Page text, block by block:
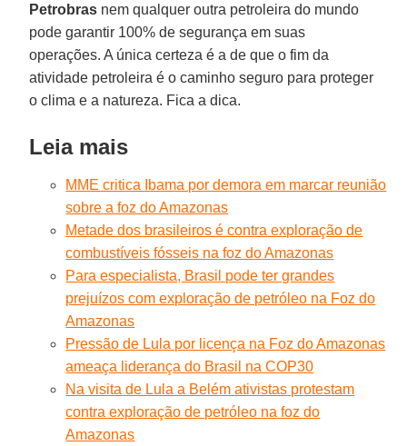
Petrobras nem qualquer outra petroleira do mundo
pode garantir 100% de segurança em suas
operações. A única certeza é a de que o fim da
atividade petroleira é o caminho seguro para proteger
o clima e a natureza. Fica a dica.
Leia mais
MME critica Ibama por demora em marcar reunião
sobre a foz do Amazonas
Metade dos brasileiros é contra exploração de
combustíveis fósseis na foz do Amazonas
Para especialista, Brasil pode ter grandes
prejuízos com exploração de petróleo na Foz do
Amazonas
Pressão de Lula por licença na Foz do Amazonas
ameaça liderança do Brasil na COP30
Na visita de Lula a Belém ativistas protestam
contra exploração de petróleo na foz do
Amazonas